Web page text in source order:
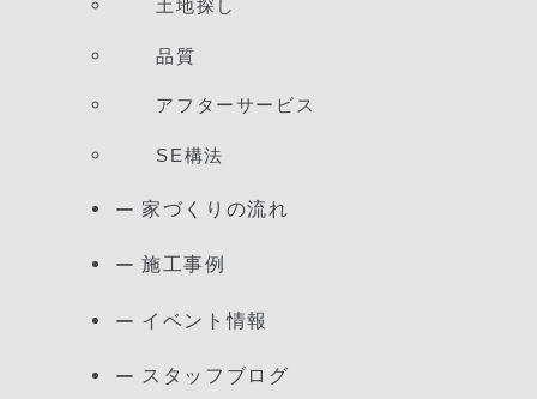
土地探し
品質
アフターサービス
SE構法
家づくりの流れ
施工事例
イベント情報
スタッフブログ